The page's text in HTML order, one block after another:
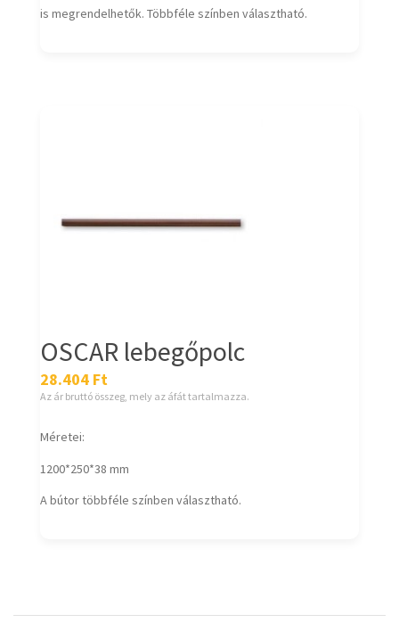
is megrendelhetők. Többféle színben választható.
OSCAR lebegőpolc
28.404 Ft
Az ár bruttó összeg, mely az áfát tartalmazza.
Méretei:
1200*250*38 mm
A bútor többféle színben választható.